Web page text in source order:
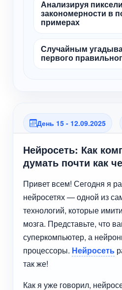
Анализируя
закономерности в
примерах
Случайным
первого
День 15 - 12.09.2025
Нейросеть: Как
думать почти как
Привет всем! Сегодня я
нейросетях — одной из
технологий, которые
мозга. Представьте, что
суперкомпьютер, а
процессоры. Нейросеть
так же!
Как я уже говорил,